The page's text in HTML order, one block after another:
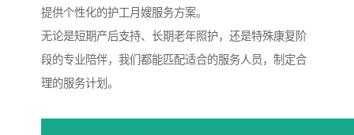
提供个性化的护工月嫂服务方案。
无论是短期产后支持、长期老年照护，还是特殊康复阶
段的专业陪伴，我们都能匹配适合的服务人员，制定合
理的服务计划。